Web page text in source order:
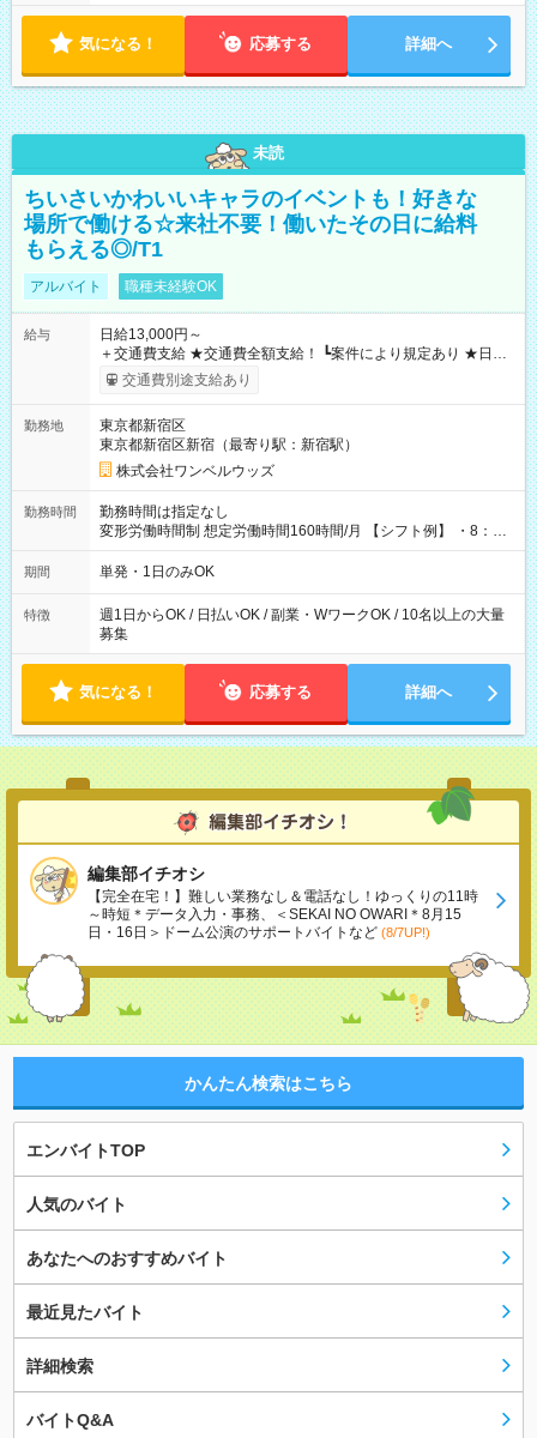
気になる！ 応募する 詳細へ
未読
ちいさいかわいいキャラのイベントも！好きな
場所で働ける☆来社不要！働いたその日に給料
もらえる◎/T1
アルバイト 職種未経験OK
給与
日給13,000円～
＋交通費支給 ★交通費全額支給！ ┗案件により規定あり ★日払
いOK！（規定あり） ┗働いたその日に現金GET♪ お仕事後はコ
ンビニATMから 日払い分を引き落とせます！ 【試用期間】試
交通費別途支給あり
勤務地
東京都新宿区
東京都新宿区新宿（最寄り駅：新宿駅）
株式会社ワンベルウッズ
勤務時間
勤務時間は指定なし
変形労働時間制 想定労働時間160時間/月 【シフト例】 ・8：00
～21：00
期間 単発・1日のみOK
特徴
週1日からOK / 日払いOK / 副業・WワークOK / 10名以上の大量
募集
気になる！ 応募する 詳細へ
編集部イチオシ
【完全在宅！】難しい業務なし＆電話なし！ゆっくりの11時
～時短＊データ入力・事務、＜SEKAI NO OWARI＊8月15
日・16日＞ドーム公演のサポートバイトなど (8/7UP!)
かんたん検索はこちら
エンバイトTOP
人気のバイト
あなたへのおすすめバイト
最近見たバイト
詳細検索
バイトQ&A